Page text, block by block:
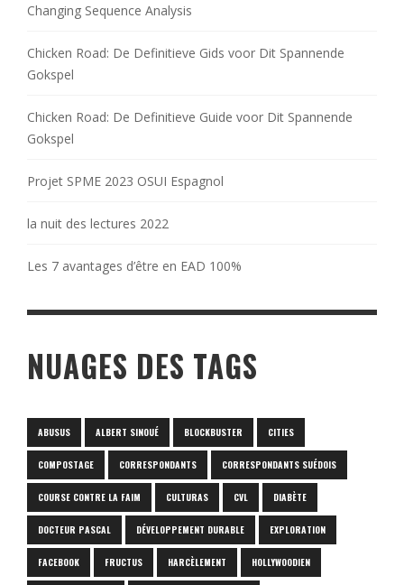
Changing Sequence Analysis
Chicken Road: De Definitieve Gids voor Dit Spannende
Gokspel
Chicken Road: De Definitieve Guide voor Dit Spannende
Gokspel
Projet SPME 2023 OSUI Espagnol
la nuit des lectures 2022
Les 7 avantages d’être en EAD 100%
NUAGES DES TAGS
ABUSUS ALBERT SINOUÉ BLOCKBUSTER CITIES
COMPOSTAGE CORRESPONDANTS CORRESPONDANTS SUÉDOIS
COURSE CONTRE LA FAIM CULTURAS CVL DIABÈTE
DOCTEUR PASCAL DÉVELOPPEMENT DURABLE EXPLORATION
FACEBOOK FRUCTUS HARCÈLEMENT HOLLYWOODIEN